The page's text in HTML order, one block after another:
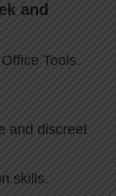
and
Tools.
and discreet
skills.